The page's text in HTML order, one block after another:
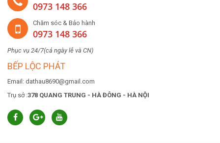
0973 148 366
Chăm sóc & Bảo hành
0973 148 366
Phục vụ 24/7(cả ngày lễ và CN)
BẾP LỘC PHÁT
Email: dathau8690@gmail.com
Trụ sở :378 QUANG TRUNG - HÀ ĐÔNG - HÀ NỘI